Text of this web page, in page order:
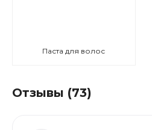
Паста для волос
Отзывы (73)